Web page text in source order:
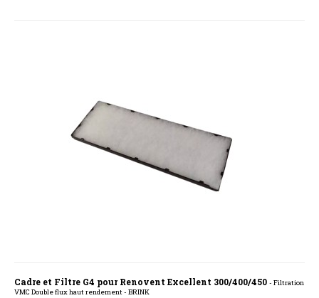
Cadre et Filtre G4 pour Renovent Excellent 300/400/450 - Filtration
VMC Double flux haut rendement - BRINK